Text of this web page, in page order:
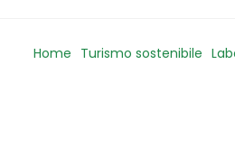
Home Turismo sostenibile